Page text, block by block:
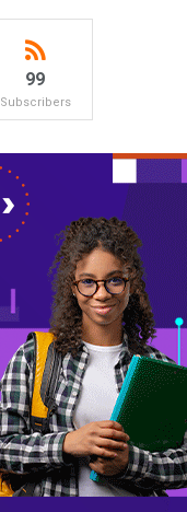
99
Subscribers